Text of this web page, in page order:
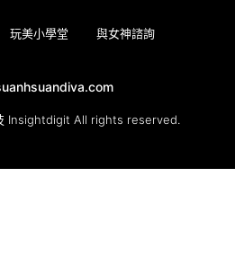
玩美小學堂 與女神諮詢
Insightdigit All rights reserved.